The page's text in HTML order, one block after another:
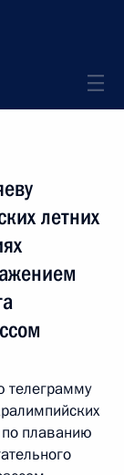
летних
телеграмму
плаванию